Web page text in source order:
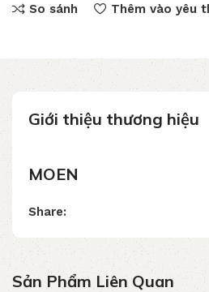
So sánh Thêm vào yêu
Giới thiệu thương hiệu
MOEN
Share:
Sản Phẩm Liên Quan